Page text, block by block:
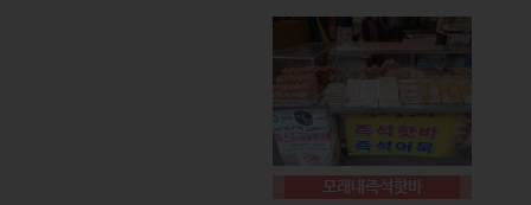
모래내즉석핫바